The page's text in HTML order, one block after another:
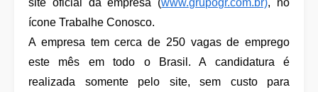
site oficial da empresa (www.grupogr.com.br), no
ícone Trabalhe Conosco.
A empresa tem cerca de 250 vagas de emprego
este mês em todo o Brasil. A candidatura é
realizada somente pelo site, sem custo para